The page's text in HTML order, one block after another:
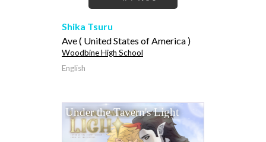
Shika Tsuru
Ave ( United States of America )
Woodbine High School
English